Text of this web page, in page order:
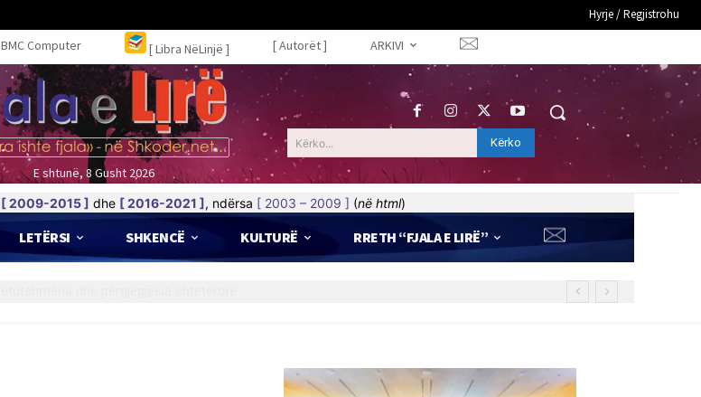
Hyrje / Regjistrohu
BMC Computer [ Libra NëLinjë ] [ Autorët ] ARKIVI
E shtunë, 8 Gusht 2026
Kërko... Kërko
[ 2009-2015 ] dhe [ 2016-2021 ], ndërsa [ 2003 – 2009 ] (në html)
LETËRSI SHKENCË KULTURË RRETH “FJALA E LIRË”